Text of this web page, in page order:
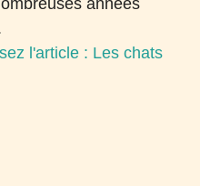
l'article : Les chats